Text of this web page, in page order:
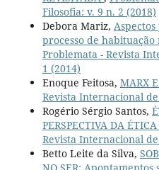
Filosofia: v. 9 n. 2 (2018)
Debora Mariz,
processo de
Problemata - Revista
1 (2014)
Enoque Feitosa, MARX
Revista Internacional
Rogério Sérgio Santos,
PERSPECTIVA DA
Revista Internacional
Betto Leite da Silva,